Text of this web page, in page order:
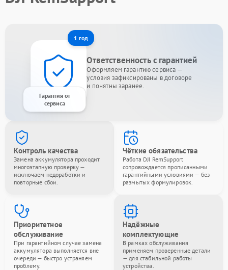
1 год
Гарантия от
сервиса
Ответственность с гарантией
Оформляем гарантию сервиса —
условия зафиксированы в договоре
и понятны заранее.
Контроль качества
Замена аккумулятора проходит
многоэтапную проверку —
исключаем недоработки и
повторные сбои.
Чёткие обязательства
Работа DJI RemSupport
сопровождается прописанными
гарантийными условиями — без
размытых формулировок.
Приоритетное
обслуживание
При гарантийном случае замена
аккумулятора выполняется вне
очереди — быстро устраняем
проблему.
Надёжные
комплектующие
В рамках обслуживания
применяем проверенные детали
— для стабильной работы
устройства.